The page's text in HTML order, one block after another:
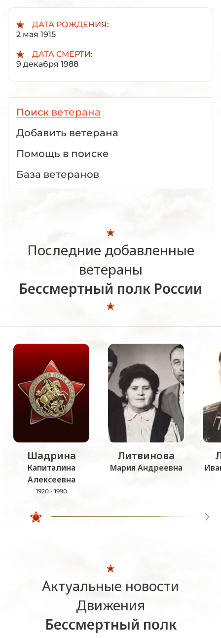
ДАТА РОЖДЕНИЯ:
2 мая 1915
ДАТА СМЕРТИ:
9 декабря 1988
Поиск ветерана
Добавить ветерана
Помощь в поиске
База ветеранов
Последние добавленные
ветераны
Бессмертный полк России
Шадрина
Капиталина
Алексеевна
1920 - 1990
Литвинова
Мария Андреевна
Актуальные новости
Движения
Бессмертный полк